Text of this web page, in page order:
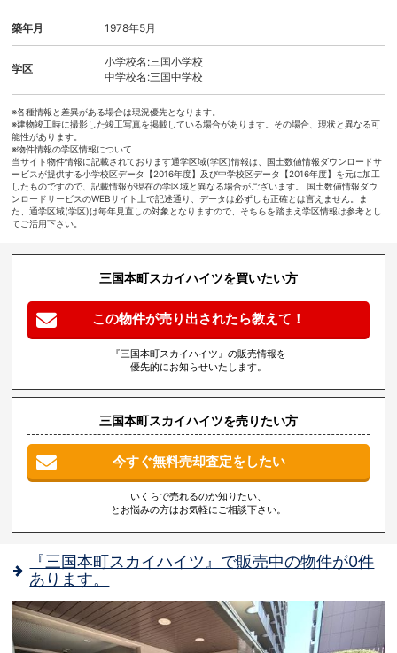
築年月 1978年5月
学区
小学校名:三国小学校
中学校名:三国中学校
※各種情報と差異がある場合は現況優先となります。
※建物竣工時に撮影した竣工写真を掲載している場合があります。その場合、現状と異なる可
能性があります。
※物件情報の学区情報について
当サイト物件情報に記載されております通学区域(学区)情報は、国土数値情報ダウンロードサ
ービスが提供する小学校区データ【2016年度】及び中学校区データ【2016年度】を元に加工
したものですので、記載情報が現在の学区域と異なる場合がございます。 国土数値情報ダウ
ンロードサービスのWEBサイト上で記述通り、データは必ずしも正確とは言えません。ま
た、通学区域(学区)は毎年見直しの対象となりますので、そちらを踏まえ学区情報は参考とし
てご活用下さい。
三国本町スカイハイツを買いたい方
この物件が売り出されたら教えて！
『三国本町スカイハイツ』の販売情報を
優先的にお知らせいたします。
三国本町スカイハイツを売りたい方
今すぐ無料売却査定をしたい
いくらで売れるのか知りたい、
とお悩みの方はお気軽にご相談下さい。
『三国本町スカイハイツ』で販売中の物件が0件
あります。